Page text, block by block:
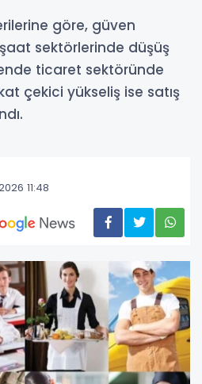
göre, güven
sektörlerinde düşüş
ticaret sektöründe
çekici yükseliş ise satış
11:48